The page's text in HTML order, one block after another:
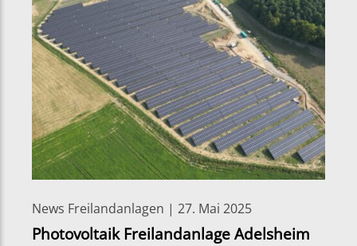
News Freilandanlagen | 27. Mai 2025
Photovoltaik Freilandanlage Adelsheim